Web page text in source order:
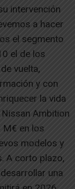
intervención
a hacer
el segmento
el de los
vuelta,
y con
la vida
Ambition
M€ en los
modelos y
A corto plazo,
una